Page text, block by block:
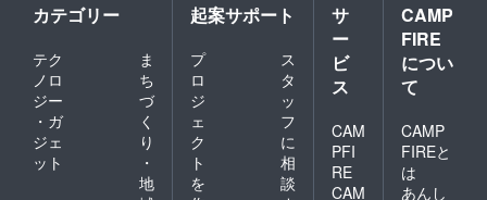
カテゴリー
テク
ノロ
ジー
・ガ
ジェ
ット
ま
ち
づ
く
り
・
地
起案サポート
プ
ロ
ジ
ェ
ク
ト
を
ス
タ
ッ
フ
に
相
談
サ
ー
ビ
ス
CAM
PFI
RE
CAM
CAMP
FIRE
につい
て
CAMP
FIREと
は
あんし